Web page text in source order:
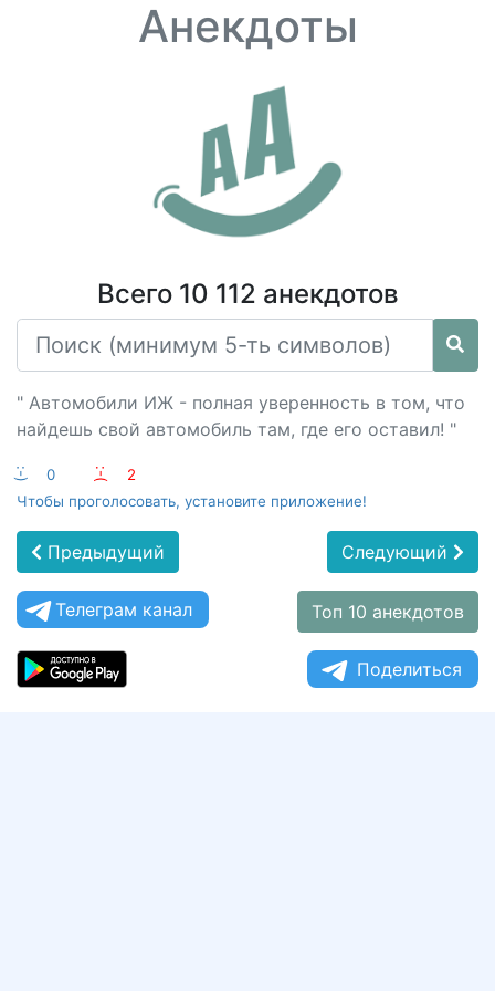
Анекдоты
Всего 10 112 анекдотов
" Автомобили ИЖ - полная уверенность в том, что
найдешь свой автомобиль там, где его оставил! "
:-) 0 :-(
2
Чтобы проголосовать, установите приложение!
Предыдущий Следующий
Телеграм канал Топ 10 анекдотов
Поделиться